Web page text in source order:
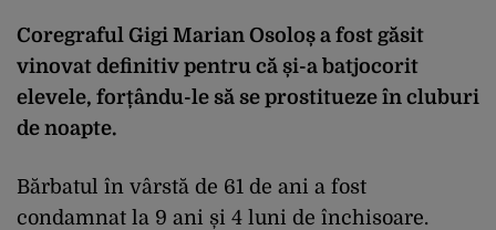
Coregraful Gigi Marian Osoloș a fost găsit
vinovat definitiv pentru că și-a batjocorit
elevele, forțându-le să se prostitueze în cluburi
de noapte.
Bărbatul în vârstă de 61 de ani a fost
condamnat la 9 ani și 4 luni de închisoare.